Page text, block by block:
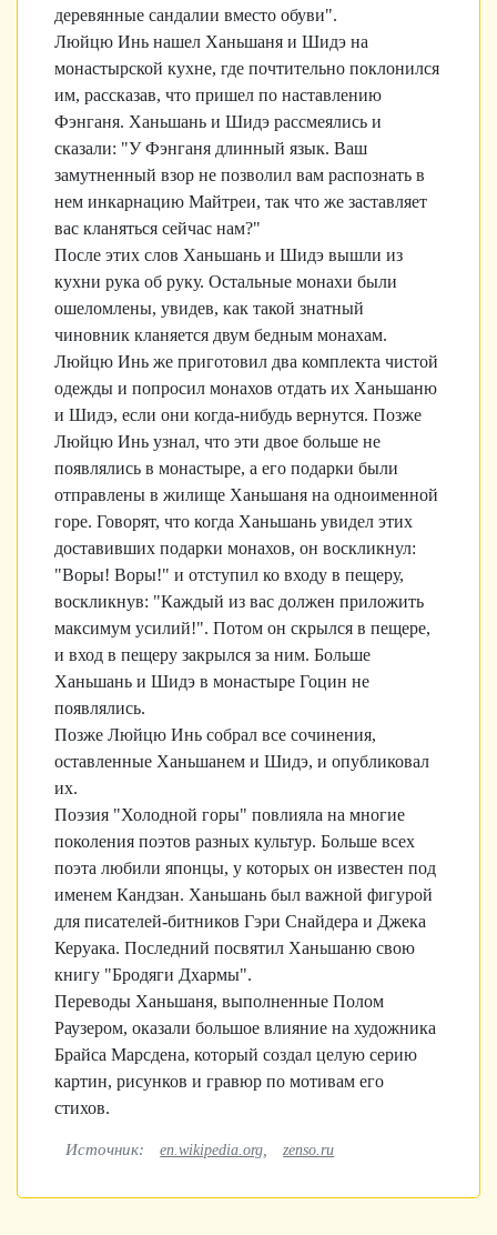
деревянные сандалии вместо обуви".
Люйцю Инь нашел Ханьшаня и Шидэ на
монастырской кухне, где почтительно поклонился
им, рассказав, что пришел по наставлению
Фэнганя. Ханьшань и Шидэ рассмеялись и
сказали: "У Фэнганя длинный язык. Ваш
замутненный взор не позволил вам распознать в
нем инкарнацию Майтреи, так что же заставляет
вас кланяться сейчас нам?"
После этих слов Ханьшань и Шидэ вышли из
кухни рука об руку. Остальные монахи были
ошеломлены, увидев, как такой знатный
чиновник кланяется двум бедным монахам.
Люйцю Инь же приготовил два комплекта чистой
одежды и попросил монахов отдать их Ханьшаню
и Шидэ, если они когда-нибудь вернутся. Позже
Люйцю Инь узнал, что эти двое больше не
появлялись в монастыре, а его подарки были
отправлены в жилище Ханьшаня на одноименной
горе. Говорят, что когда Ханьшань увидел этих
доставивших подарки монахов, он воскликнул:
"Воры! Воры!" и отступил ко входу в пещеру,
воскликнув: "Каждый из вас должен приложить
максимум усилий!". Потом он скрылся в пещере,
и вход в пещеру закрылся за ним. Больше
Ханьшань и Шидэ в монастыре Гоцин не
появлялись.
Позже Люйцю Инь собрал все сочинения,
оставленные Ханьшанем и Шидэ, и опубликовал
их.
Поэзия "Холодной горы" повлияла на многие
поколения поэтов разных культур. Больше всех
поэта любили японцы, у которых он известен под
именем Кандзан. Ханьшань был важной фигурой
для писателей-битников Гэри Снайдера и Джека
Керуака. Последний посвятил Ханьшаню свою
книгу "Бродяги Дхармы".
Переводы Ханьшаня, выполненные Полом
Раузером, оказали большое влияние на художника
Брайса Марсдена, который создал целую серию
картин, рисунков и гравюр по мотивам его
стихов.
Источник: en.wikipedia.org zenso.ru